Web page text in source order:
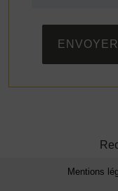
ENVOYER
Mentions